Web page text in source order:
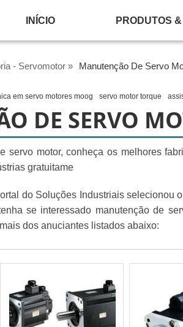
INÍCIO PRODUTOS
- Servomotor » Manutenção De Servo
em servo motores moog servo motor torque
DE SERVO
servo motor, conheça os melhores
gratuitame
do Soluções Industriais selecionou
se interessado manutenção de
dos anuciantes listados abaixo: